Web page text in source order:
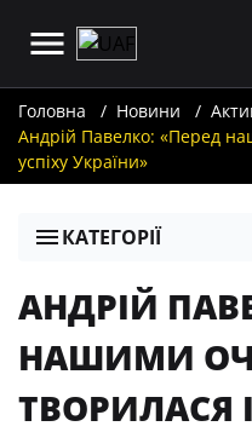
Головна Новини
Андрій Павелко: «Перед
успіху України»
КАТЕГОРІЇ
АНДРІЙ
НАШИМИ
ТВОРИЛАСЯ